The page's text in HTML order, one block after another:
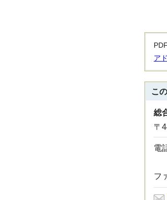
ア
こ
総
〒
電
フ